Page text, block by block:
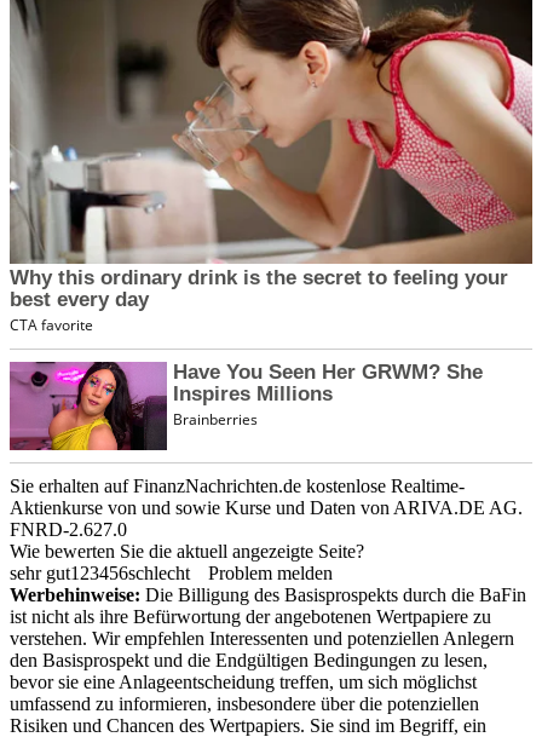
Sie erhalten auf FinanzNachrichten.de kostenlose Realtime-
Aktienkurse von und sowie Kurse und Daten von ARIVA.DE AG.
FNRD-2.627.0
Wie bewerten Sie die aktuell angezeigte Seite?
sehr gut1 23456schlecht
Problem melden
Werbehinweise: Die Billigung des Basisprospekts durch die BaFin
ist nicht als ihre Befürwortung der angebotenen Wertpapiere zu
verstehen. Wir empfehlen Interessenten und potenziellen Anlegern
den Basisprospekt und die Endgültigen Bedingungen zu lesen,
bevor sie eine Anlageentscheidung treffen, um sich möglichst
umfassend zu informieren, insbesondere über die potenziellen
Risiken und Chancen des Wertpapiers. Sie sind im Begriff, ein